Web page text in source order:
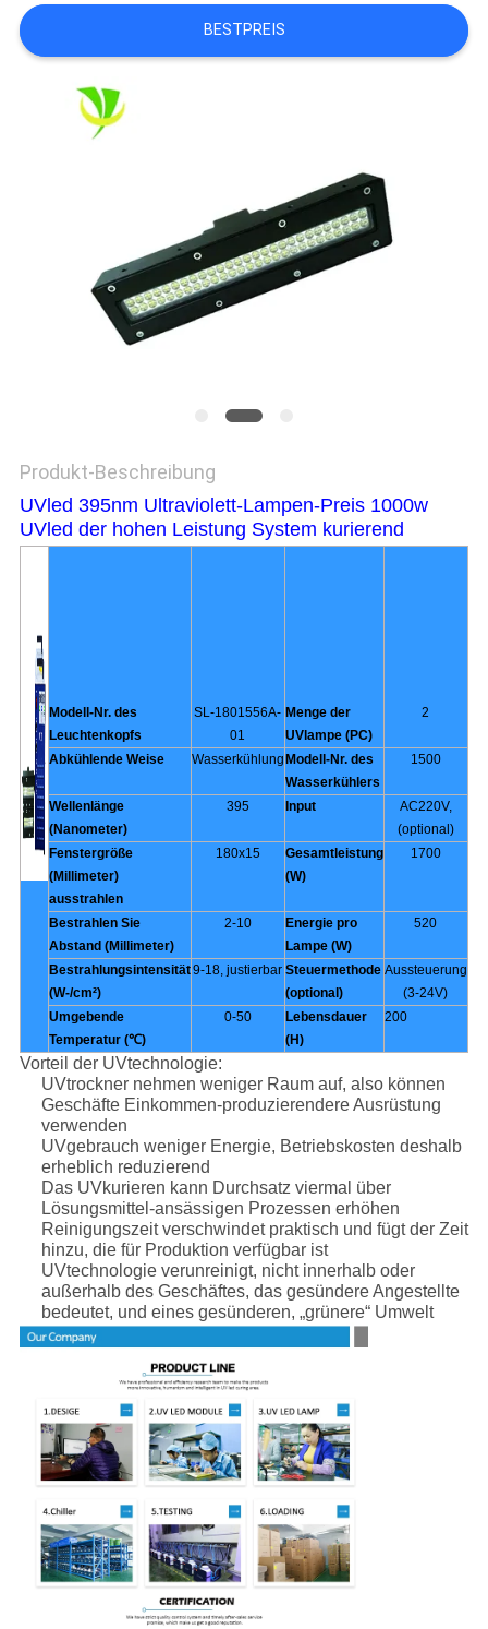
FORDERN
PRIVACY
BESTPREIS
Produkt-Beschreibung
UVled 395nm Ultraviolett-Lampen-Preis 1000w
UVled der hohen Leistung System kurierend
Modell-Nr. des
Leuchtenkopfs
SL-1801556A-
01
Menge der
UVlampe (PC)
2
Abkühlende Weise Wasserkühlung Modell-Nr. des
Wasserkühlers
1500
Wellenlänge
(Nanometer)
395 Input
AC220V,
(optional)
Fenstergröße
(Millimeter)
ausstrahlen
180x15
Gesamtleistung
(W)
1700
Bestrahlen Sie
Abstand (Millimeter)
2-10
Energie pro
Lampe (W)
520
Bestrahlungsintensität
(W-/cm²)
9-18, justierbar Steuermethode
(optional)
Aussteuerung
(3-24V)
Umgebende
Temperatur (℃)
0-50
Lebensdauer
(H)
200
Vorteil der UVtechnologie:
UVtrockner nehmen weniger Raum auf, also können
Geschäfte Einkommen-produzierendere Ausrüstung
verwenden
UVgebrauch weniger Energie, Betriebskosten deshalb
erheblich reduzierend
Das UVkurieren kann Durchsatz viermal über
Lösungsmittel-ansässigen Prozessen erhöhen
Reinigungszeit verschwindet praktisch und fügt der Zeit
hinzu, die für Produktion verfügbar ist
UVtechnologie verunreinigt, nicht innerhalb oder
außerhalb des Geschäftes, das gesündere Angestellte
bedeutet, und eines gesünderen, „grünere“ Umwelt